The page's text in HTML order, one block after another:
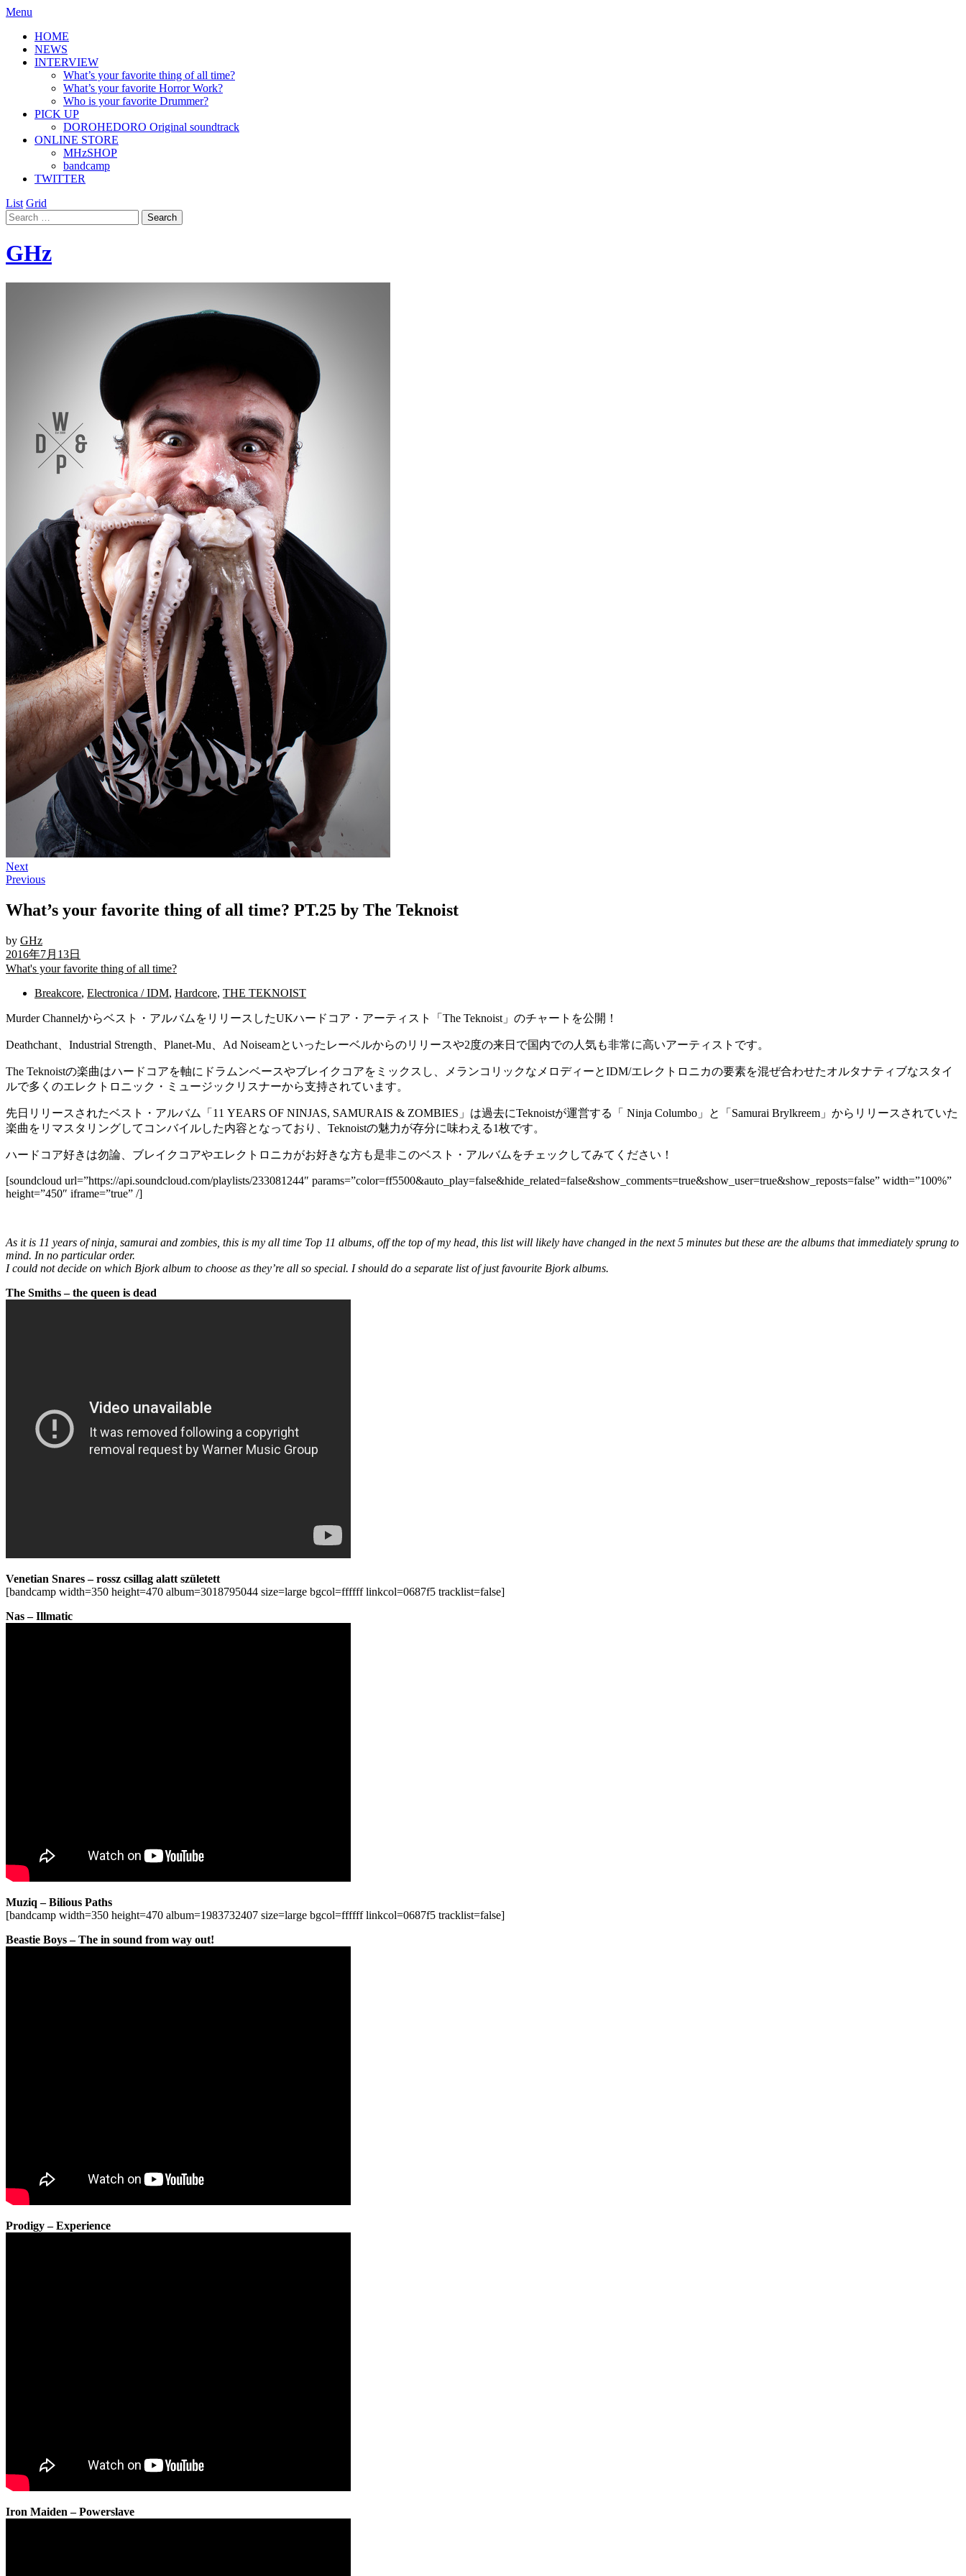
Menu
HOME
NEWS
INTERVIEW
What’s your favorite thing of all time?
What’s your favorite Horror Work?
Who is your favorite Drummer?
PICK UP
DOROHEDORO Original soundtrack
ONLINE STORE
MHzSHOP
bandcamp
TWITTER
List Grid
GHz
Next
Previous
What’s your favorite thing of all time? PT.25 by The Teknoist
by GHz
2016年7月13日
What's your favorite thing of all time?
Breakcore, Electronica / IDM, Hardcore, THE TEKNOIST
Murder Channelからベスト・アルバムをリリースしたUKハードコア・アーティスト「The Teknoist」のチャートを公開！
Deathchant、Industrial Strength、Planet-Mu、Ad Noiseamといったレーベルからのリリースや2度の来日で国内での人気も非常に高いアーティストです。
The Teknoistの楽曲はハードコアを軸にドラムンベースやブレイクコアをミックスし、メランコリックなメロディーとIDM/エレクトロニカの要素を混ぜ合わせたオルタナティブなスタイ
ルで多くのエレクトロニック・ミュージックリスナーから支持されています。
先日リリースされたベスト・アルバム「11 YEARS OF NINJAS, SAMURAIS & ZOMBIES」は過去にTeknoistが運営する「 Ninja Columbo」と「Samurai Brylkreem」からリリースされていた
楽曲をリマスタリングしてコンバイルした内容となっており、Teknoistの魅力が存分に味わえる1枚です。
ハードコア好きは勿論、ブレイクコアやエレクトロニカがお好きな方も是非このベスト・アルバムをチェックしてみてください！
[soundcloud url=”https://api.soundcloud.com/playlists/233081244″ params=”color=ff5500&auto_play=false&hide_related=false&show_comments=true&show_user=true&show_reposts=false” width=”100%”
height=”450″ iframe=”true” /]
As it is 11 years of ninja, samurai and zombies, this is my all time Top 11 albums, off the top of my head, this list will likely have changed in the next 5 minutes but these are the albums that immediately sprung to
mind. In no particular order.
I could not decide on which Bjork album to choose as they’re all so special. I should do a separate list of just favourite Bjork albums.
The Smiths – the queen is dead
Venetian Snares – rossz csillag alatt született
[bandcamp width=350 height=470 album=3018795044 size=large bgcol=ffffff linkcol=0687f5 tracklist=false]
Nas – Illmatic
Muziq – Bilious Paths
[bandcamp width=350 height=470 album=1983732407 size=large bgcol=ffffff linkcol=0687f5 tracklist=false]
Beastie Boys – The in sound from way out!
Prodigy – Experience
Iron Maiden – Powerslave